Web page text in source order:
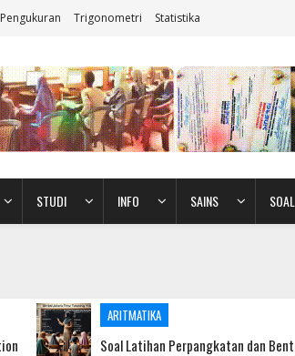
Pengukuran Trigonometri Statistika
STUDI INFO SAINS SOAL
ARITMATIKA
Soal Latihan Perpangkatan dan Bentuk Akar